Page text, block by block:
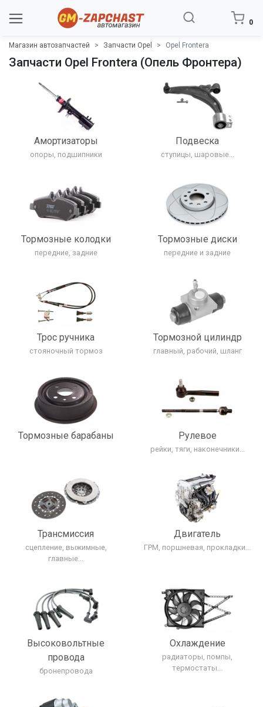
0
Магазин автозапчастей Запчасти Opel Opel Frontera
Запчасти Opel Frontera (Опель Фронтера)
Амортизаторы
опоры, подшипники
Подвеска
ступицы, шаровые...
Тормозные колодки
передние, задние
Тормозные диски
передние и задние
Трос ручника
стояночный тормоз
Тормозной цилиндр
главный, рабочий, шланг
Тормозные барабаны Рулевое
рейки, тяги, наконечники...
Трансмиcсия
сцепление, выжимные,
главные...
Двигатель
ГРМ, поршневая, прокладки...
Высоковольтные
провода
бронепровода
Охлаждение
радиаторы, помпы,
термостаты...